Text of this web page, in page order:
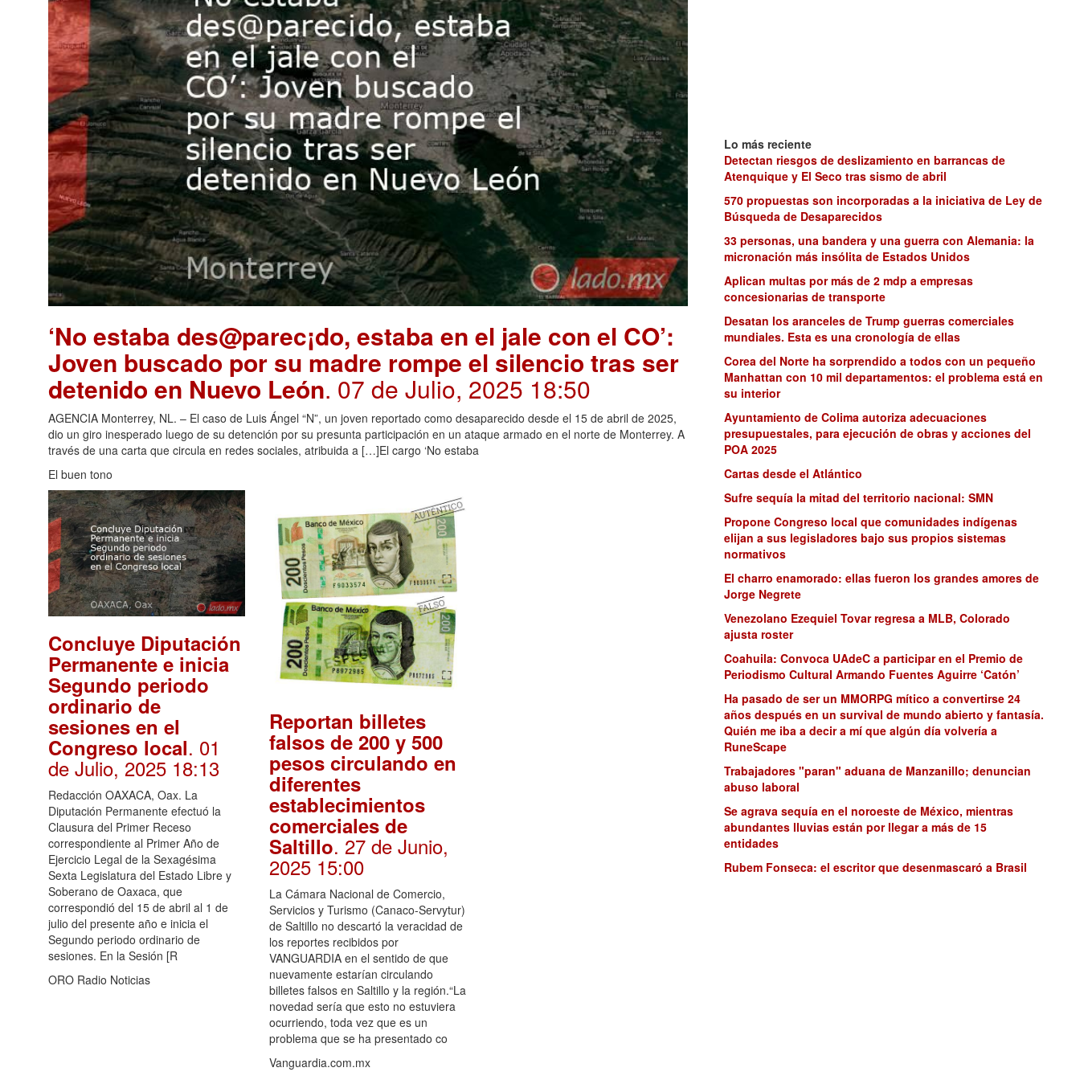
‘No estaba des@parec¡do, estaba en el jale con el CO’:
Joven buscado por su madre rompe el silencio tras ser
detenido en Nuevo León. 07 de Julio, 2025 18:50
AGENCIA Monterrey, NL. – El caso de Luis Ángel “N”, un joven reportado como desaparecido desde el 15 de abril de 2025,
dio un giro inesperado luego de su detención por su presunta participación en un ataque armado en el norte de Monterrey. A
través de una carta que circula en redes sociales, atribuida a […]El cargo ‘No estaba
El buen tono
Concluye Diputación
Permanente e inicia
Segundo periodo
ordinario de
sesiones en el
Congreso local. 01
de Julio, 2025 18:13
Redacción OAXACA, Oax. La
Diputación Permanente efectuó la
Clausura del Primer Receso
correspondiente al Primer Año de
Ejercicio Legal de la Sexagésima
Sexta Legislatura del Estado Libre y
Soberano de Oaxaca, que
correspondió del 15 de abril al 1 de
julio del presente año e inicia el
Segundo periodo ordinario de
sesiones. En la Sesión [R
ORO Radio Noticias
Reportan billetes
falsos de 200 y 500
pesos circulando en
diferentes
establecimientos
comerciales de
Saltillo. 27 de Junio,
2025 15:00
La Cámara Nacional de Comercio,
Servicios y Turismo (Canaco-Servytur)
de Saltillo no descartó la veracidad de
los reportes recibidos por
VANGUARDIA en el sentido de que
nuevamente estarían circulando
billetes falsos en Saltillo y la región.“La
novedad sería que esto no estuviera
ocurriendo, toda vez que es un
problema que se ha presentado co
Vanguardia.com.mx
Lo más reciente
Detectan riesgos de deslizamiento en barrancas de
Atenquique y El Seco tras sismo de abril
570 propuestas son incorporadas a la iniciativa de Ley de
Búsqueda de Desaparecidos
33 personas, una bandera y una guerra con Alemania: la
micronación más insólita de Estados Unidos
Aplican multas por más de 2 mdp a empresas
concesionarias de transporte
Desatan los aranceles de Trump guerras comerciales
mundiales. Esta es una cronología de ellas
Corea del Norte ha sorprendido a todos con un pequeño
Manhattan con 10 mil departamentos: el problema está en
su interior
Ayuntamiento de Colima autoriza adecuaciones
presupuestales, para ejecución de obras y acciones del
POA 2025
Cartas desde el Atlántico
Sufre sequía la mitad del territorio nacional: SMN
Propone Congreso local que comunidades indígenas
elijan a sus legisladores bajo sus propios sistemas
normativos
El charro enamorado: ellas fueron los grandes amores de
Jorge Negrete
Venezolano Ezequiel Tovar regresa a MLB, Colorado
ajusta roster
Coahuila: Convoca UAdeC a participar en el Premio de
Periodismo Cultural Armando Fuentes Aguirre ‘Catón’
Ha pasado de ser un MMORPG mítico a convertirse 24
años después en un survival de mundo abierto y fantasía.
Quién me iba a decir a mí que algún día volvería a
RuneScape
Trabajadores "paran" aduana de Manzanillo; denuncian
abuso laboral
Se agrava sequía en el noroeste de México, mientras
abundantes lluvias están por llegar a más de 15
entidades
Rubem Fonseca: el escritor que desenmascaró a Brasil